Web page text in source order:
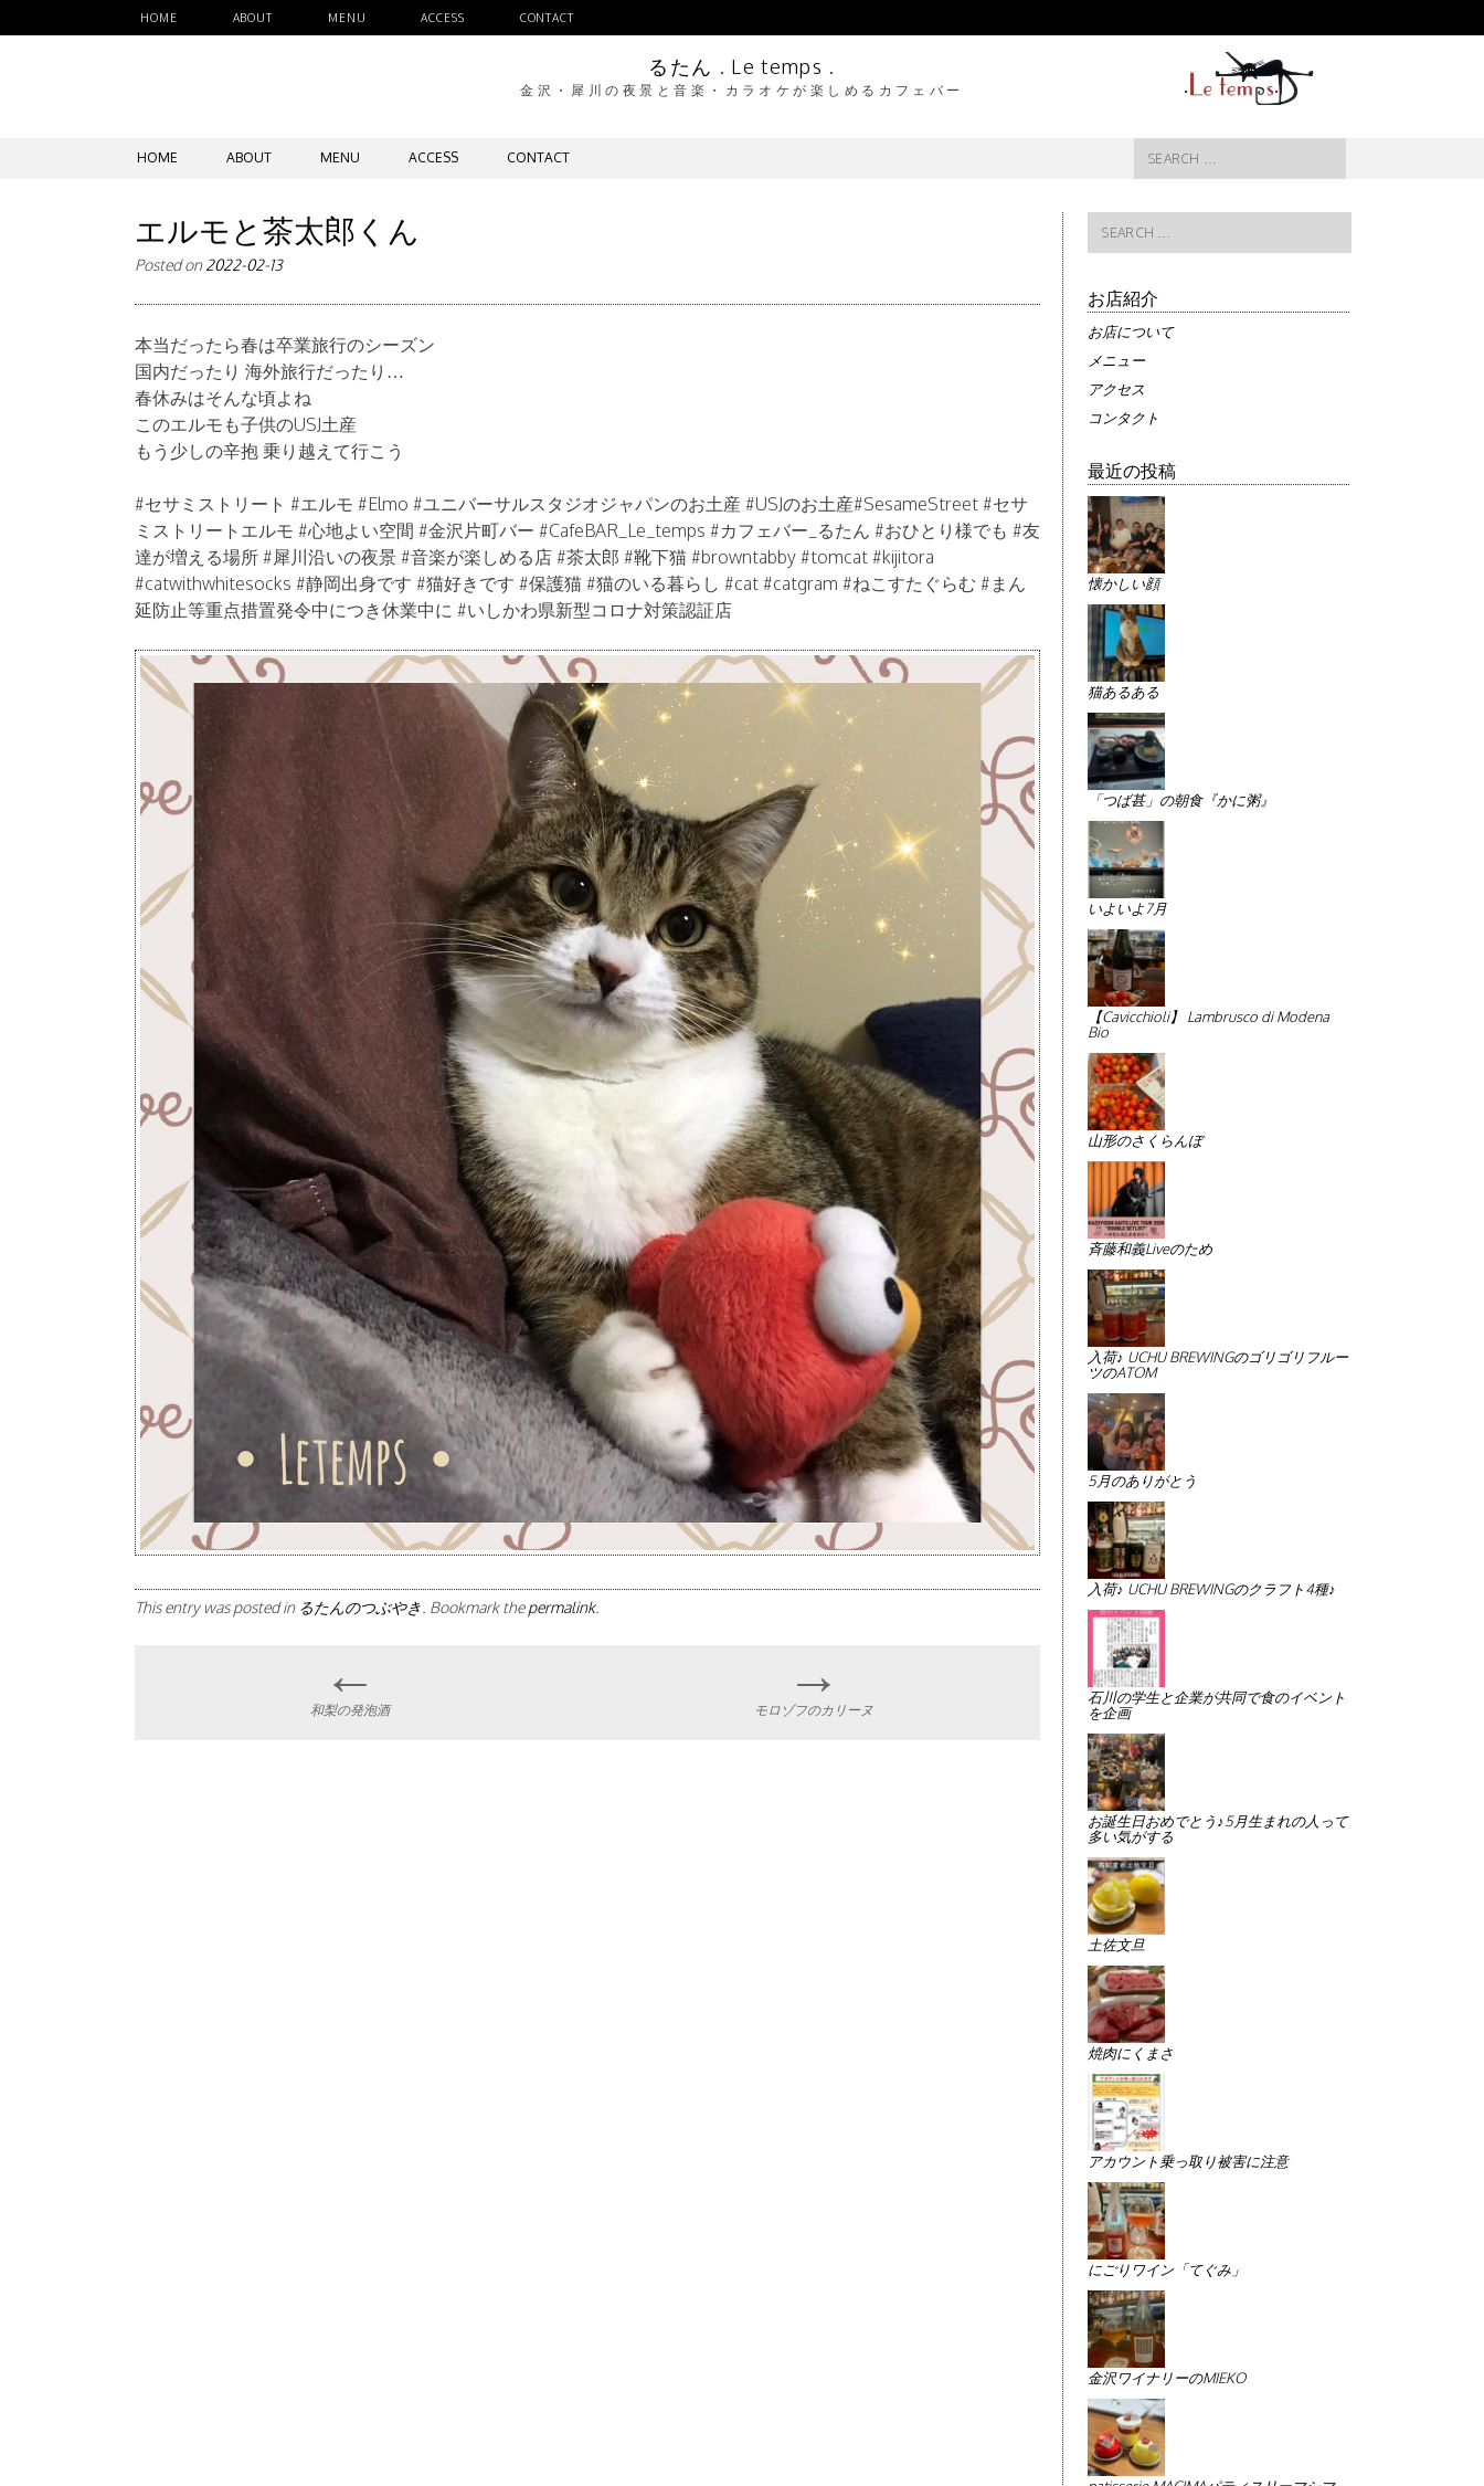
HOME ABOUT MENU ACCESS CONTACT
るたん . Le temps .
金沢・犀川の夜景と音楽・カラオケが楽しめるカフェバー
SKIP
HOME ABOUT MENU ACCESS CONTACT
Search
for:
エルモと茶太郎くん
Posted on2022-02-13
本当だったら春は卒業旅行のシーズン
国内だったり 海外旅行だったり…
春休みはそんな頃よね
このエルモも子供のUSJ土産
もう少しの辛抱 乗り越えて行こう
#セサミストリート #エルモ #Elmo #ユニバーサルスタジオジャパンのお土産 #USJのお土産#SesameStreet #セサ
ミストリートエルモ #心地よい空間 #金沢片町バー #CafeBAR_Le_temps #カフェバー_るたん #おひとり様でも #友
達が増える場所 #犀川沿いの夜景 #音楽が楽しめる店 #茶太郎 #靴下猫 #browntabby #tomcat #kijitora
#catwithwhitesocks #静岡出身です #猫好きです #保護猫 #猫のいる暮らし #cat #catgram #ねこすたぐらむ #まん
延防止等重点措置発令中につき休業中に #いしかわ県新型コロナ対策認証店
This entry was posted in るたんのつぶやき. Bookmark thepermalink.
navigation
←
和梨の発泡酒
→
モロゾフのカリーヌ
Search
for:
お店紹介
お店について
メニュー
アクセス
コンタクト
最近の投稿
懐かしい顔
猫あるある
「つば甚」の朝食『かに粥』
いよいよ7月
【Cavicchioli】 Lambrusco di Modena
Bio
山形のさくらんぼ
斉藤和義Liveのため
入荷♪ UCHU BREWINGのゴリゴリフルー
ツのATOM
5月のありがとう
入荷♪ UCHU BREWINGのクラフト4種♪
石川の学生と企業が共同で食のイベント
を企画
お誕生日おめでとう♪5月生まれの人って
多い気がする
土佐文旦
焼肉にくまさ
アカウント乗っ取り被害に注意
にごりワイン「てぐみ」
金沢ワイナリーのMIEKO